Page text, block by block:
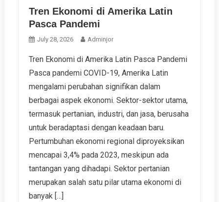
Tren Ekonomi di Amerika Latin
Pasca Pandemi
July 28, 2026 Adminjor
Tren Ekonomi di Amerika Latin Pasca Pandemi
Pasca pandemi COVID-19, Amerika Latin
mengalami perubahan signifikan dalam
berbagai aspek ekonomi. Sektor-sektor utama,
termasuk pertanian, industri, dan jasa, berusaha
untuk beradaptasi dengan keadaan baru.
Pertumbuhan ekonomi regional diproyeksikan
mencapai 3,4% pada 2023, meskipun ada
tantangan yang dihadapi. Sektor pertanian
merupakan salah satu pilar utama ekonomi di
banyak […]